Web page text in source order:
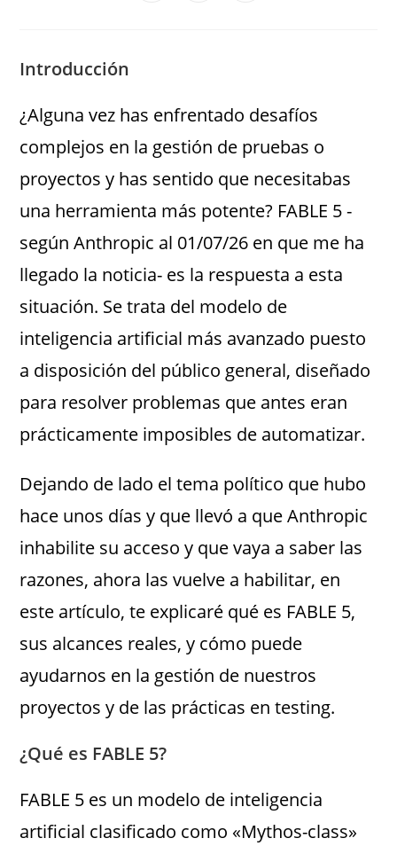
Introducción
¿Alguna vez has enfrentado desafíos
complejos en la gestión de pruebas o
proyectos y has sentido que necesitabas
una herramienta más potente? FABLE 5 -
según Anthropic al 01/07/26 en que me ha
llegado la noticia- es la respuesta a esta
situación. Se trata del modelo de
inteligencia artificial más avanzado puesto
a disposición del público general, diseñado
para resolver problemas que antes eran
prácticamente imposibles de automatizar.
Dejando de lado el tema político que hubo
hace unos días y que llevó a que Anthropic
inhabilite su acceso y que vaya a saber las
razones, ahora las vuelve a habilitar, en
este artículo, te explicaré qué es FABLE 5,
sus alcances reales, y cómo puede
ayudarnos en la gestión de nuestros
proyectos y de las prácticas en testing.
¿Qué es FABLE 5?
FABLE 5 es un modelo de inteligencia
artificial clasificado como «Mythos-class»